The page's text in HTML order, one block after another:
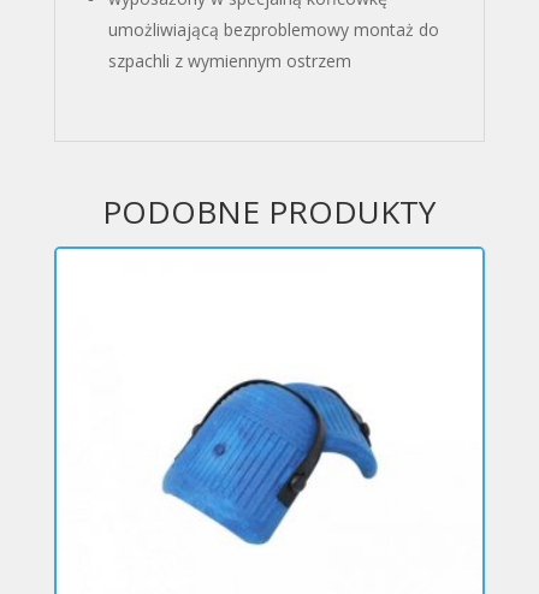
umożliwiającą bezproblemowy montaż do
szpachli z wymiennym ostrzem
PODOBNE PRODUKTY